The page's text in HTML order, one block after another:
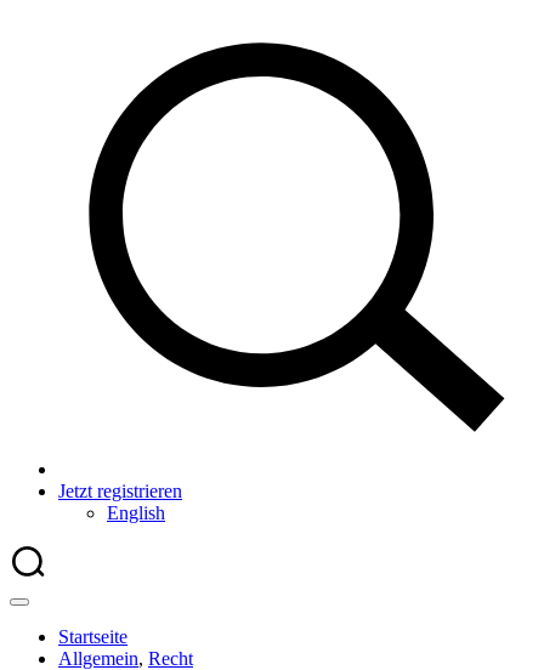
Jetzt registrieren
English
Startseite
Allgemein, Recht